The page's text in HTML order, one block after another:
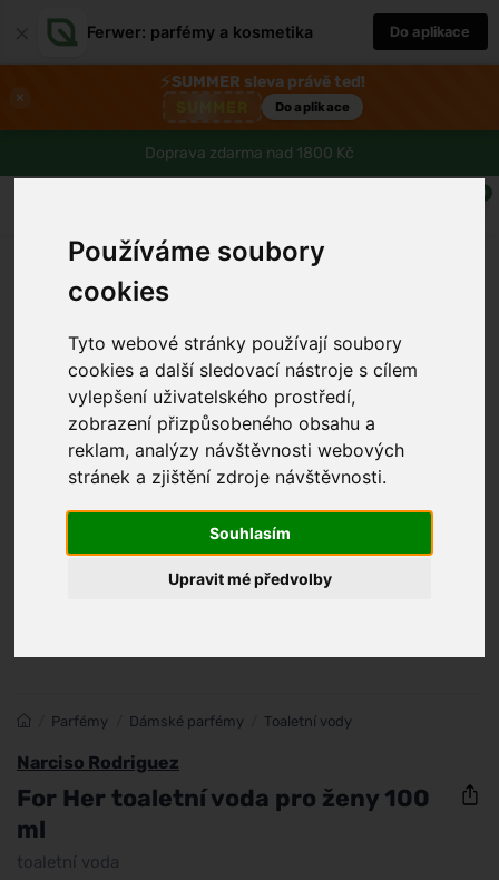
Používáme soubory
cookies
Tyto webové stránky používají soubory
cookies a další sledovací nástroje s cílem
vylepšení uživatelského prostředí,
zobrazení přizpůsobeného obsahu a
reklam, analýzy návštěvnosti webových
stránek a zjištění zdroje návštěvnosti.
Souhlasím
Upravit mé předvolby
Ferwer: parfémy a kosmetika Do aplikace
×
⚡SUMMER sleva právě teď!
Do aplikace
Doprava zdarma nad 1800 Kč
0
Parfémy Dámské parfémy Toaletní vody
Narciso Rodriguez
For Her toaletní voda pro ženy 100
ml
toaletní voda